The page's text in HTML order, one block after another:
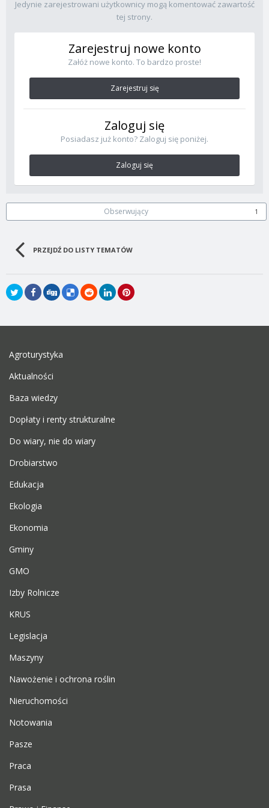
Jedynie zarejestrowani użytkownicy mogą komentować zawartość
tej strony.
Zarejestruj nowe konto
Załóż nowe konto. To bardzo proste!
Zarejestruj się
Zaloguj się
Posiadasz już konto? Zaloguj się poniżej.
Zaloguj się
Obserwujący 1
PRZEJDŹ DO LISTY TEMATÓW
Agroturystyka
Aktualności
Baza wiedzy
Dopłaty i renty strukturalne
Do wiary, nie do wiary
Drobiarstwo
Edukacja
Ekologia
Ekonomia
Gminy
GMO
Izby Rolnicze
KRUS
Legislacja
Maszyny
Nawożenie i ochrona roślin
Nieruchomości
Notowania
Pasze
Praca
Prasa